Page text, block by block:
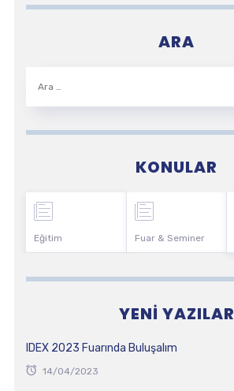
ARA
KONULAR
Eğitim Fuar & Seminer
YENI YAZILAR
IDEX 2023 Fuarında Buluşalım
14/04/2023